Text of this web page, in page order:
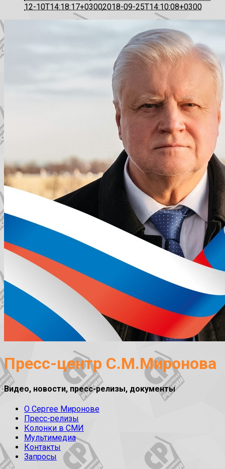
12-10T14:18:17+03002018-09-25T14:10:08+0300
Пресс-центр С.М.Миронова
Видео, новости, пресс-релизы, документы
О Сергее Миронове
Пресс-релизы
Колонки в СМИ
Мультимедиа
Контакты
Запросы